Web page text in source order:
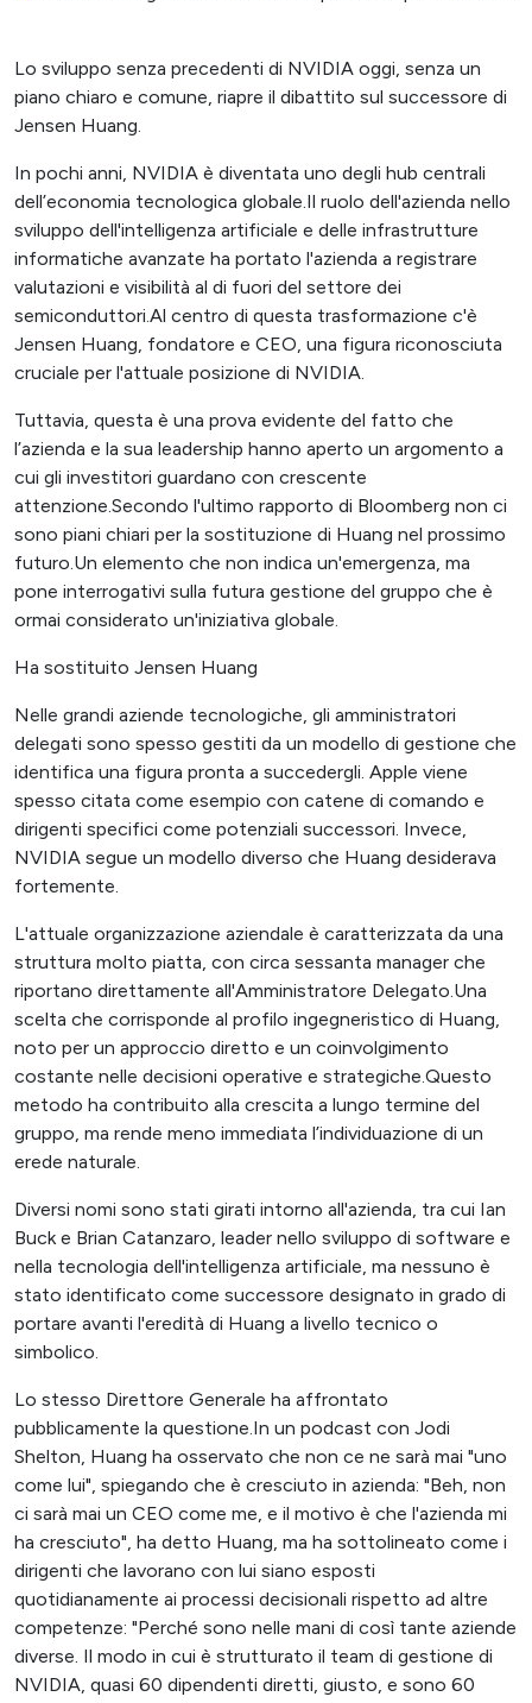
Lo sviluppo senza precedenti di NVIDIA oggi, senza un
piano chiaro e comune, riapre il dibattito sul successore di
Jensen Huang.
In pochi anni, NVIDIA è diventata uno degli hub centrali
dell’economia tecnologica globale.Il ruolo dell'azienda nello
sviluppo dell'intelligenza artificiale e delle infrastrutture
informatiche avanzate ha portato l'azienda a registrare
valutazioni e visibilità al di fuori del settore dei
semiconduttori.Al centro di questa trasformazione c'è
Jensen Huang, fondatore e CEO, una figura riconosciuta
cruciale per l'attuale posizione di NVIDIA.
Tuttavia, questa è una prova evidente del fatto che
l’azienda e la sua leadership hanno aperto un argomento a
cui gli investitori guardano con crescente
attenzione.Secondo l'ultimo rapporto di Bloomberg non ci
sono piani chiari per la sostituzione di Huang nel prossimo
futuro.Un elemento che non indica un'emergenza, ma
pone interrogativi sulla futura gestione del gruppo che è
ormai considerato un'iniziativa globale.
Ha sostituito Jensen Huang
Nelle grandi aziende tecnologiche, gli amministratori
delegati sono spesso gestiti da un modello di gestione che
identifica una figura pronta a succedergli. Apple viene
spesso citata come esempio con catene di comando e
dirigenti specifici come potenziali successori. Invece,
NVIDIA segue un modello diverso che Huang desiderava
fortemente.
L'attuale organizzazione aziendale è caratterizzata da una
struttura molto piatta, con circa sessanta manager che
riportano direttamente all'Amministratore Delegato.Una
scelta che corrisponde al profilo ingegneristico di Huang,
noto per un approccio diretto e un coinvolgimento
costante nelle decisioni operative e strategiche.Questo
metodo ha contribuito alla crescita a lungo termine del
gruppo, ma rende meno immediata l’individuazione di un
erede naturale.
Diversi nomi sono stati girati intorno all'azienda, tra cui Ian
Buck e Brian Catanzaro, leader nello sviluppo di software e
nella tecnologia dell'intelligenza artificiale, ma nessuno è
stato identificato come successore designato in grado di
portare avanti l'eredità di Huang a livello tecnico o
simbolico.
Lo stesso Direttore Generale ha affrontato
pubblicamente la questione.In un podcast con Jodi
Shelton, Huang ha osservato che non ce ne sarà mai "uno
come lui", spiegando che è cresciuto in azienda: "Beh, non
ci sarà mai un CEO come me, e il motivo è che l'azienda mi
ha cresciuto", ha detto Huang, ma ha sottolineato come i
dirigenti che lavorano con lui siano esposti
quotidianamente ai processi decisionali rispetto ad altre
competenze: "Perché sono nelle mani di così tante aziende
diverse. Il modo in cui è strutturato il team di gestione di
NVIDIA, quasi 60 dipendenti diretti, giusto, e sono 60